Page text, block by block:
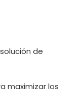
de
maximizar los